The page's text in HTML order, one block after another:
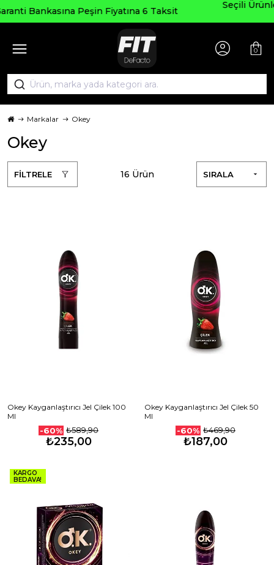
Seçili Ürünlerde ₺2000 Üzeri ₺200 İndirim Kodu:
AGUSTOS200
0
Markalar Okey
Okey
FİLTRELE SIRALA
16 Ürün
Okey Kayganlaştırıcı Jel Çilek 100
Ml
-60% ₺589,90
₺235,00
Okey Kayganlaştırıcı Jel Çilek 50
Ml
-60% ₺469,90
₺187,00
KARGO
BEDAVA!